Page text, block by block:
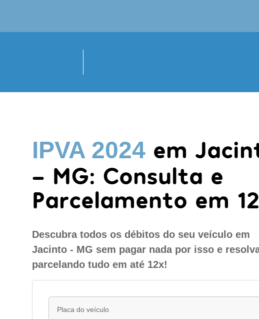
IPVA 2024 em
- MG: Consulta e
Parcelamento em
Descubra todos os débitos do seu veículo em
Jacinto - MG sem pagar nada por isso e
parcelando tudo em até 12x!